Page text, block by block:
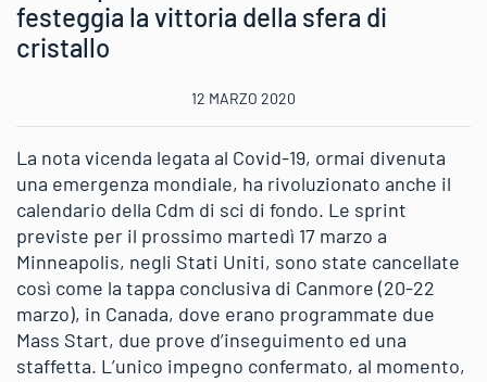
festeggia la vittoria della sfera di
cristallo
12 MARZO 2020
La nota vicenda legata al Covid-19, ormai divenuta
una emergenza mondiale, ha rivoluzionato anche il
calendario della Cdm di sci di fondo. Le sprint
previste per il prossimo martedì 17 marzo a
Minneapolis, negli Stati Uniti, sono state cancellate
così come la tappa conclusiva di Canmore (20-22
marzo), in Canada, dove erano programmate due
Mass Start, due prove d’inseguimento ed una
staffetta. L’unico impegno confermato, al momento,